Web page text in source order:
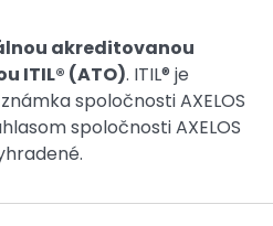
akreditovanou
ITIL® (ATO). ITIL® je
spoločnosti AXELOS
spoločnosti AXELOS